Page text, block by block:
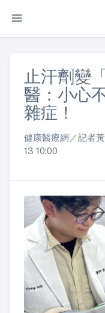
止汗劑變
醫：小心
雜症！
健康醫療網／記者
13 10:00